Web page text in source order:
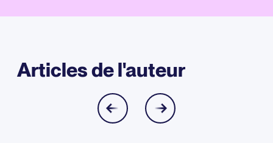
Articles de l'auteur